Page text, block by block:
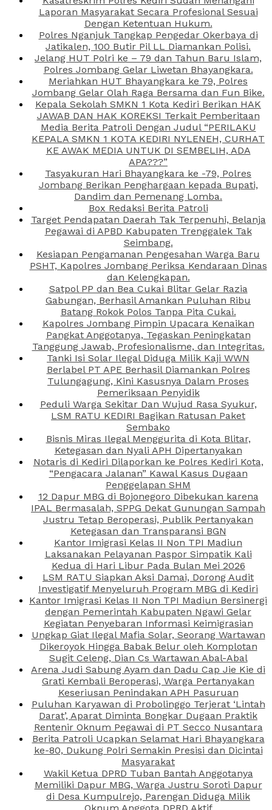
Laporan Masyarakat Secara Profesional Sesuai
Dengan Ketentuan Hukum.
Polres Nganjuk Tangkap Pengedar Okerbaya di
Jatikalen, 100 Butir Pil LL Diamankan Polisi.
Jelang HUT Polri ke – 79 dan Tahun Baru Islam,
Polres Jombang Gelar Liwetan Bhayangkara.
Meriahkan HUT Bhayangkara ke 79, Polres
Jombang Gelar Olah Raga Bersama dan Fun Bike.
Kepala Sekolah SMKN 1 Kota Kediri Berikan HAK
JAWAB DAN HAK KOREKSI Terkait Pemberitaan
Media Berita Patroli Dengan Judul “PERILAKU
KEPALA SMKN 1 KOTA KEDIRI NYLENEH, CURHAT
KE AWAK MEDIA UNTUK DI SEMBELIH, ADA
APA???”
Tasyakuran Hari Bhayangkara ke -79, Polres
Jombang Berikan Penghargaan kepada Bupati,
Dandim dan Pemenang Lomba.
Box Redaksi Berita Patroli
Target Pendapatan Daerah Tak Terpenuhi, Belanja
Pegawai di APBD Kabupaten Trenggalek Tak
Seimbang.
Kesiapan Pengamanan Pengesahan Warga Baru
PSHT, Kapolres Jombang Periksa Kendaraan Dinas
dan Kelengkapan.
Satpol PP dan Bea Cukai Blitar Gelar Razia
Gabungan, Berhasil Amankan Puluhan Ribu
Batang Rokok Polos Tanpa Pita Cukai.
Kapolres Jombang Pimpin Upacara Kenaikan
Pangkat Anggotanya, Tegaskan Peningkatan
Tanggung Jawab, Profesionalisme, dan Integritas.
Tanki Isi Solar Ilegal Diduga Milik Kaji WWN
Berlabel PT APE Berhasil Diamankan Polres
Tulungagung, Kini Kasusnya Dalam Proses
Pemeriksaan Penyidik
Peduli Warga Sekitar Dan Wujud Rasa Syukur,
LSM RATU KEDIRI Bagikan Ratusan Paket
Sembako
Bisnis Miras Ilegal Menggurita di Kota Blitar,
Ketegasan dan Nyali APH Dipertanyakan
Notaris di Kediri Dilaporkan ke Polres Kediri Kota,
“Pengacara Jalanan” Kawal Kasus Dugaan
Penggelapan SHM
12 Dapur MBG di Bojonegoro Dibekukan karena
IPAL Bermasalah, SPPG Dekat Gunungan Sampah
Justru Tetap Beroperasi, Publik Pertanyakan
Ketegasan dan Transparansi BGN
Kantor Imigrasi Kelas II Non TPI Madiun
Laksanakan Pelayanan Paspor Simpatik Kali
Kedua di Hari Libur Pada Bulan Mei 2026
LSM RATU Siapkan Aksi Damai, Dorong Audit
Investigatif Menyeluruh Program MBG di Kediri
Kantor Imigrasi Kelas II Non TPI Madiun Bersinergi
dengan Pemerintah Kabupaten Ngawi Gelar
Kegiatan Penyebaran Informasi Keimigrasian
Ungkap Giat Ilegal Mafia Solar, Seorang Wartawan
Dikeroyok Hingga Babak Belur oleh Komplotan
Sugit Celeng, Dian Cs Wartawan Abal-Abal
Arena Judi Sabung Ayam dan Dadu Cap Jie Kie di
Grati Kembali Beroperasi, Warga Pertanyakan
Keseriusan Penindakan APH Pasuruan
Puluhan Karyawan di Probolinggo Terjerat ‘Lintah
Darat’, Aparat Diminta Bongkar Dugaan Praktik
Rentenir Oknum Pegawai di PT Secco Nusantara
Berita Patroli Ucapkan Selamat Hari Bhayangkara
ke-80, Dukung Polri Semakin Presisi dan Dicintai
Masyarakat
Wakil Ketua DPRD Tuban Bantah Anggotanya
Memiliki Dapur MBG, Warga Justru Soroti Dapur
di Desa Kumpulrejo, Parengan Diduga Milik